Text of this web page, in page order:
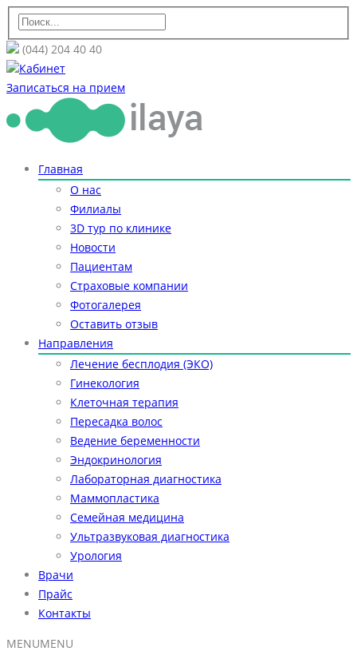
(044) 204 40 40
Кабинет
Записаться на прием
Главная
О нас
Филиалы
3D тур по клинике
Новости
Пациентам
Страховые компании
Фотогалерея
Оставить отзыв
Направления
Лечение бесплодия (ЭКО)
Гинекология
Клеточная терапия
Пересадка волос
Ведение беременности
Эндокринология
Лабораторная диагностика
Маммопластика
Семейная медицина
Ультразвуковая диагностика
Урология
Врачи
Прайс
Контакты
MENUMENU